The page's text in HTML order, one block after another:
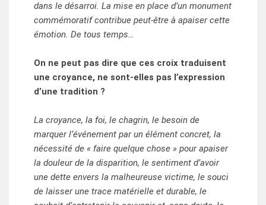
dans le désarroi. La mise en place d’un monument
commémoratif contribue peut-être à apaiser cette
émotion. De tous temps…
On ne peut pas dire que ces croix traduisent
une croyance, ne sont-elles pas l’expression
d’une tradition ?
La croyance, la foi, le chagrin, le besoin de
marquer l’événement par un élément concret, la
nécessité de « faire quelque chose » pour apaiser
la douleur de la disparition, le sentiment d’avoir
une dette envers la malheureuse victime, le souci
de laisser une trace matérielle et durable, le